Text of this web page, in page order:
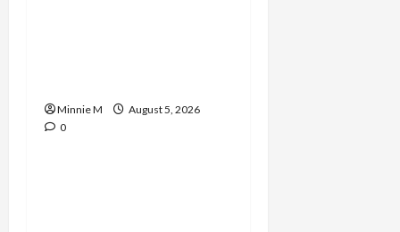
Minnie M
August 5, 2026
0Celebrities